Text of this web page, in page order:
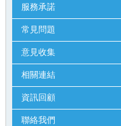
服務承諾
常見問題
意見收集
相關連結
資訊回顧
聯絡我們